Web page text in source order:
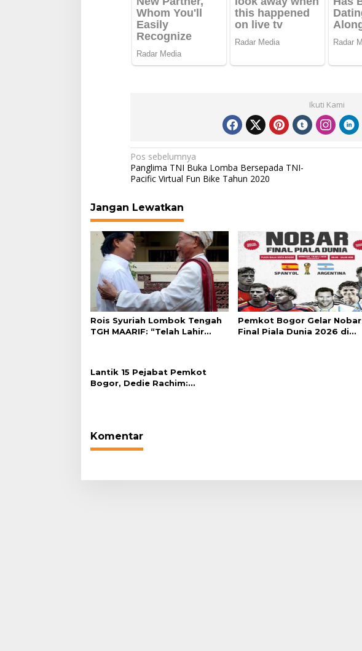
Ikuti Kami
Navigasi
pos
Pos sebelumnya
Panglima TNI Buka Lomba Bersepada TNI-
Pacific Virtual Fun Bike Tahun 2020
Jangan Lewatkan
Rois Syuriah Lombok Tengah
TGH MAARIF: “Telah Lahir
Pemkot Bogor Gelar Nobar
Final Piala Dunia 2026 di
Lantik 15 Pejabat Pemkot
Bogor, Dedie Rachim:
Komentar